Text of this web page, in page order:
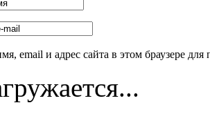
email и адрес сайта в этом браузере